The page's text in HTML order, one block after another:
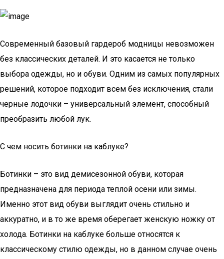
Современный базовый гардероб модницы невозможен
без классических деталей. И это касается не только
выбора одежды, но и обуви. Одним из самых популярных
решений, которое подходит всем без исключения, стали
черные лодочки – универсальный элемент, способный
преобразить любой лук.
С чем носить ботинки на каблуке?
Ботинки – это вид демисезонной обуви, которая
предназначена для периода теплой осени или зимы.
Именно этот вид обуви выглядит очень стильно и
аккуратно, и в то же время оберегает женскую ножку от
холода. Ботинки на каблуке больше относятся к
классическому стилю одежды, но в данном случае очень